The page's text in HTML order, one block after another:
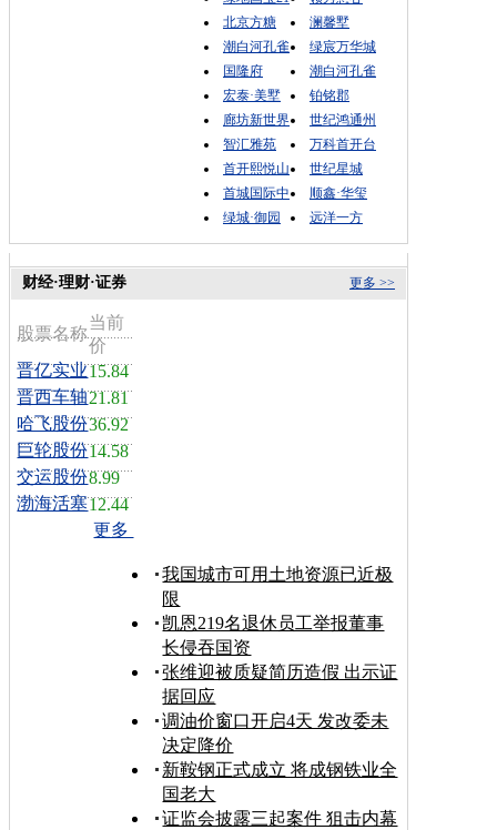
北京方糖
澜馨墅
潮白河孔雀
绿宸万华城
国隆府
潮白河孔雀
宏泰·美墅
铂铭郡
廊坊新世界
世纪鸿通州
智汇雅苑
万科首开台
首开熙悦山
世纪星城
首城国际中
顺鑫·华玺
绿城·御园
远洋一方
更多 >>
财经·理财·证券
股票名称
当前
价
晋亿实业15.84
晋西车轴21.81
哈飞股份36.92
巨轮股份14.58
交运股份8.99
渤海活塞12.44
更多
我国城市可用土地资源已近极
限
凯恩219名退休员工举报董事
长侵吞国资
张维迎被质疑简历造假 出示证
据回应
调油价窗口开启4天 发改委未
决定降价
新鞍钢正式成立 将成钢铁业全
国老大
证监会披露三起案件 狙击内幕